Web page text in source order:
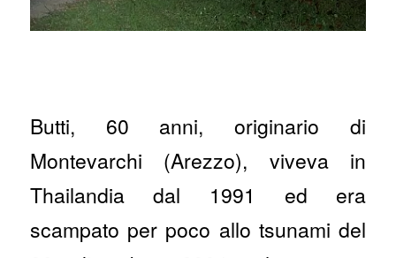
Butti, 60 anni, originario di
Montevarchi (Arezzo), viveva in
Thailandia dal 1991 ed era
scampato per poco allo tsunami del